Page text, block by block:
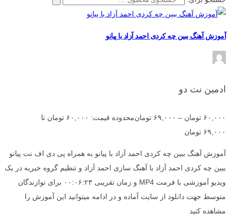
آموزش آهنگ ببین چه کردی احمد آزاد با پیانو
ادمین نت دو
۶۰,۰۰۰ تومان – ۶۹,۰۰۰ تومان
محدوده قیمت: ۶۰,۰۰۰ تومان تا
۶۹,۰۰۰ تومان
آموزش آهنگ ببین چه کردی احمد آزاد با پیانو به همراه پی دی اف نت پیانو
ببین چه کردی احمد آزاد با آهنگ سازی احمد آزاد و تنظیم گروه خیریه در یک
ویدیو آموزشی با فرمت MP4 و زمان تقریبی ۰۰:۰۶:۲۳ برای نوازندگان
متوسط جهت دانلود از سایت آماده و در ادامه میتوانید این آموزش را
مشاهده کنید